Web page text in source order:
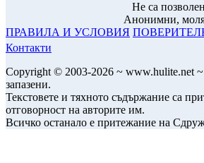
Не са
Анонимни,
ПРАВИЛА И УСЛОВИЯ
Контакти
Copyright © 2003-2026 ~ www.hulite.net
запазени.
Текстовете и тяхното съдържание са
отговорност на авторите им.
Всичко останало е притежание на